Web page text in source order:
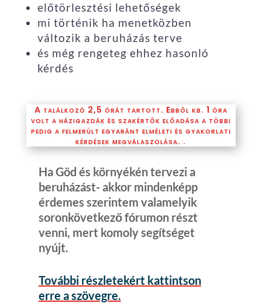
előtörlesztési lehetőségek
mi történik ha menetközben
változik a beruházás terve
és még rengeteg ehhez hasonló
kérdés
A találkozó 2,5 órát tartott. Ebből kb. 1 óra
volt a házigazdák és szakértők előadása a többi
pedig a felmerült egyaránt elméleti és gyakorlati
kérdések megválaszolása. .
Ha Göd és környékén tervezi a
beruházást- akkor mindenképp
érdemes szerintem valamelyik
soronkövetkező fórumon részt
venni, mert komoly segítséget
nyújt.
További részletekért kattintson
erre a szövegre.